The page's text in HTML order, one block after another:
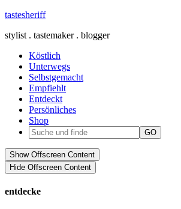
tastesheriff
stylist . tastemaker . blogger
Köstlich
Unterwegs
Selbstgemacht
Empfiehlt
Entdeckt
Persönliches
Shop
Show Offscreen Content
Hide Offscreen Content
entdecke